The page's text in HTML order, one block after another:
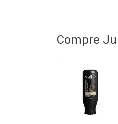
Compre